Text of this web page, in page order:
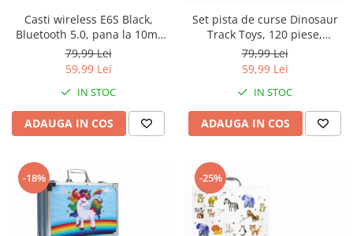
Casti wireless E6S Black,
Bluetooth 5.0, pana la 10m,
microfon, timp incarcare 1
ora, autonomie 3-4 ore,
rezitenta la apa IPX4, Negru
79,99 Lei
59,99 Lei
IN STOC
ADAUGA IN COS
Set pista de curse Dinosaur
Track Toys, 120 piese,
flexibila, cu masina si figurine,
jucarie interactiva copii 3+
79,99 Lei
59,99 Lei
IN STOC
ADAUGA IN COS
-18% -25%